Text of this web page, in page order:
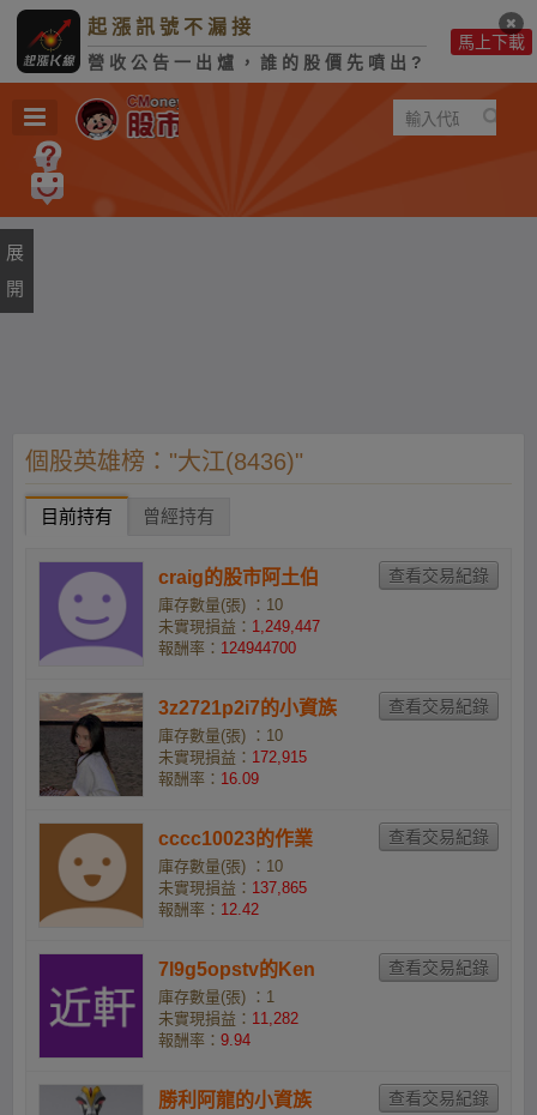
起漲訊號不漏接
營收公告一出爐，誰的股價先噴出?
馬上下載
遊戲
個股英雄榜："大江(8436)"
目前持有 曾經持有
craig的股市阿土伯
庫存數量(張) ：10
未實現損益： 1,249,447
報酬率： 124944700
3z2721p2i7的小資族
庫存數量(張) ：10
未實現損益： 172,915
報酬率： 16.09
cccc10023的作業
庫存數量(張) ：10
未實現損益： 137,865
報酬率： 12.42
7l9g5opstv的Ken
庫存數量(張) ：1
未實現損益： 11,282
報酬率： 9.94
勝利阿龍的小資族